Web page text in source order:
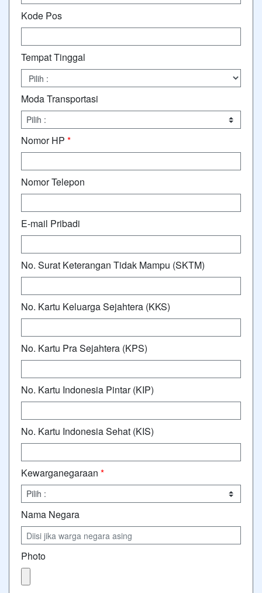
Kode Pos
Tempat Tinggal
Moda Transportasi
Nomor HP *
Nomor Telepon
E-mail Pribadi
No. Surat Keterangan Tidak Mampu (SKTM)
No. Kartu Keluarga Sejahtera (KKS)
No. Kartu Pra Sejahtera (KPS)
No. Kartu Indonesia Pintar (KIP)
No. Kartu Indonesia Sehat (KIS)
Kewarganegaraan *
Nama Negara
Photo